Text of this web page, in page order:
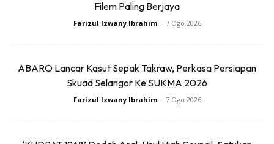
Ads
Filem Paling Berjaya
Farizul Izwany Ibrahim - 7 Ogo 2026
ABARO Lancar Kasut Sepak Takraw, Perkasa Persiapan
Skuad Selangor Ke SUKMA 2026
Farizul Izwany Ibrahim - 7 Ogo 2026